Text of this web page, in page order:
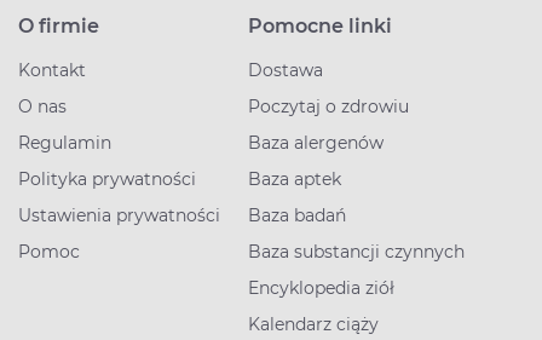
O firmie
Kontakt
O nas
Regulamin
Polityka prywatności
Ustawienia prywatności
Pomoc
Pomocne linki
Dostawa
Poczytaj o zdrowiu
Baza alergenów
Baza aptek
Baza badań
Baza substancji czynnych
Encyklopedia ziół
Kalendarz ciąży